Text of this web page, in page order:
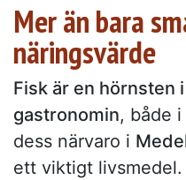
Mer än bara
näringsvärde
Fisk är en hörnsten
gastronomin, både
dess närvaro i
ett viktigt livsmedel.